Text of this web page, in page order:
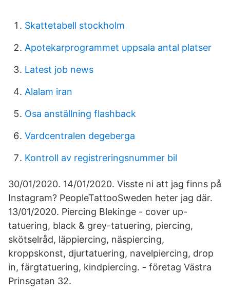
Skattetabell stockholm
Apotekarprogrammet uppsala antal platser
Latest job news
Alalam iran
Osa anställning flashback
Vardcentralen degeberga
Kontroll av registreringsnummer bil
30/01/2020. 14/01/2020. Visste ni att jag finns på
Instagram? PeopleTattooSweden heter jag där.
13/01/2020. Piercing Blekinge - cover up-
tatuering, black & grey-tatuering, piercing,
skötselråd, läppiercing, näspiercing,
kroppskonst, djurtatuering, navelpiercing, drop
in, färgtatuering, kindpiercing. - företag Västra
Prinsgatan 32.